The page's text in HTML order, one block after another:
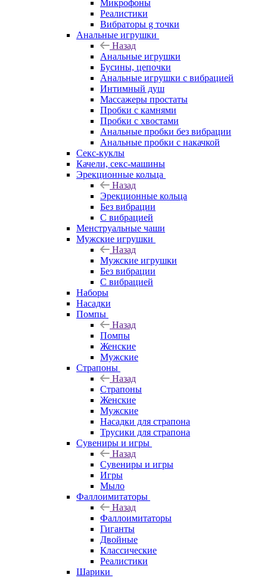
Микрофоны
Реалистики
Вибраторы g точки
Анальные игрушки
Назад
Анальные игрушки
Бусины, цепочки
Анальные игрушки с вибрацией
Интимный душ
Массажеры простаты
Пробки с камнями
Пробки с хвостами
Анальные пробки без вибрации
Анальные пробки с накачкой
Секс-куклы
Качели, секс-машины
Эрекционные кольца
Назад
Эрекционные кольца
Без вибрации
С вибрацией
Менструальные чаши
Мужские игрушки
Назад
Мужские игрушки
Без вибрации
С вибрацией
Наборы
Насадки
Помпы
Назад
Помпы
Женские
Мужские
Страпоны
Назад
Страпоны
Женские
Мужские
Насадки для страпона
Трусики для страпона
Сувениры и игры
Назад
Сувениры и игры
Игры
Мыло
Фаллоимитаторы
Назад
Фаллоимитаторы
Гиганты
Двойные
Классические
Реалистики
Шарики